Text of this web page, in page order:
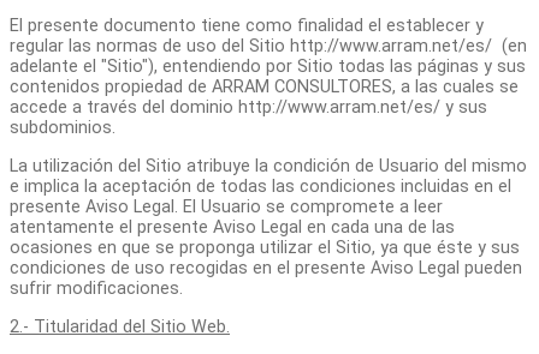
El presente documento tiene como finalidad el establecer y
regular las normas de uso del Sitio http://www.arram.net/es/ (en
adelante el "Sitio"), entendiendo por Sitio todas las páginas y sus
contenidos propiedad de ARRAM CONSULTORES, a las cuales se
accede a través del dominio http://www.arram.net/es/ y sus
subdominios.
La utilización del Sitio atribuye la condición de Usuario del mismo
e implica la aceptación de todas las condiciones incluidas en el
presente Aviso Legal. El Usuario se compromete a leer
atentamente el presente Aviso Legal en cada una de las
ocasiones en que se proponga utilizar el Sitio, ya que éste y sus
condiciones de uso recogidas en el presente Aviso Legal pueden
sufrir modificaciones.
2.- Titularidad del Sitio Web.